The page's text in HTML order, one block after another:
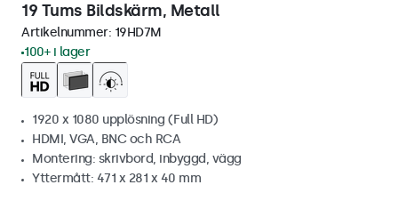
19 Tums Bildskärm, Metall
Artikelnummer: 19HD7M
100+ i lager
1920 x 1080 upplösning (Full HD)
HDMI, VGA, BNC och RCA
Montering: skrivbord, inbyggd, vägg
Yttermått: 471 x 281 x 40 mm